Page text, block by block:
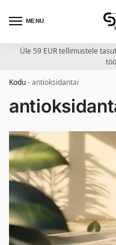
MENU
Üle 59 EUR tellimustele
Kodu-antioksidantai